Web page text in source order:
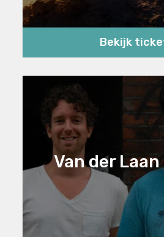
Bekijk
Van der Laan